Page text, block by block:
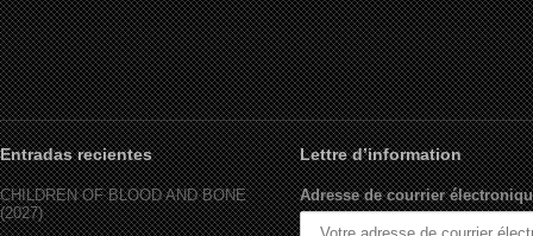
Entradas recientes
CHILDREN OF BLOOD AND BONE
(2027)
Lettre d’information
Adresse de courrier